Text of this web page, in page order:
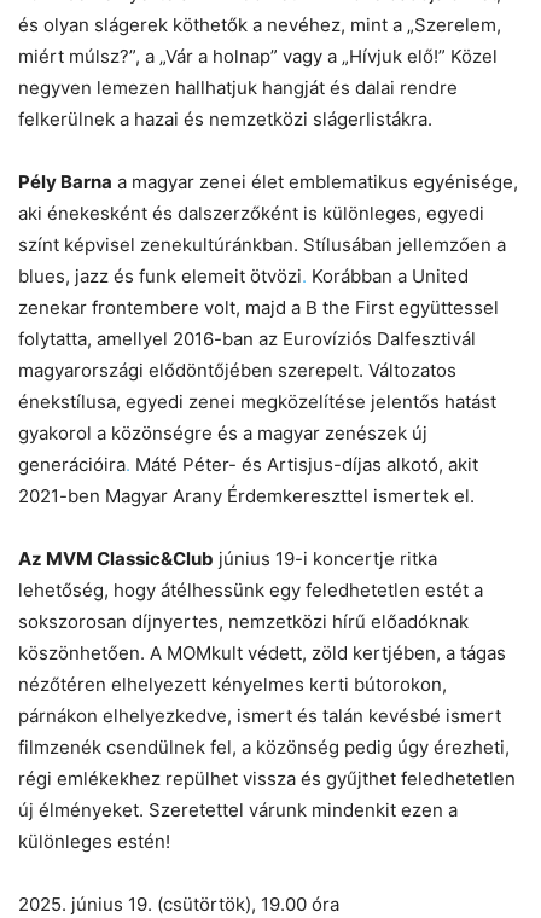
és olyan slágerek köthetők a nevéhez, mint a „Szerelem,
miért múlsz?”, a „Vár a holnap” vagy a „Hívjuk elő!” Közel
negyven lemezen hallhatjuk hangját és dalai rendre
felkerülnek a hazai és nemzetközi slágerlistákra.
Pély Barna a magyar zenei élet emblematikus egyénisége,
aki énekesként és dalszerzőként is különleges, egyedi
színt képvisel zenekultúránkban. Stílusában jellemzően a
blues, jazz és funk elemeit ötvözi. Korábban a United
zenekar frontembere volt, majd a B the First együttessel
folytatta, amellyel 2016-ban az Eurovíziós Dalfesztivál
magyarországi elődöntőjében szerepelt. Változatos
énekstílusa, egyedi zenei megközelítése jelentős hatást
gyakorol a közönségre és a magyar zenészek új
generációira. Máté Péter- és Artisjus-díjas alkotó, akit
2021-ben Magyar Arany Érdemkereszttel ismertek el.
Az MVM Classic&Club június 19-i koncertje ritka
lehetőség, hogy átélhessünk egy feledhetetlen estét a
sokszorosan díjnyertes, nemzetközi hírű előadóknak
köszönhetően. A MOMkult védett, zöld kertjében, a tágas
nézőtéren elhelyezett kényelmes kerti bútorokon,
párnákon elhelyezkedve, ismert és talán kevésbé ismert
filmzenék csendülnek fel, a közönség pedig úgy érezheti,
régi emlékekhez repülhet vissza és gyűjthet feledhetetlen
új élményeket. Szeretettel várunk mindenkit ezen a
különleges estén!
2025. június 19. (csütörtök), 19.00 óra